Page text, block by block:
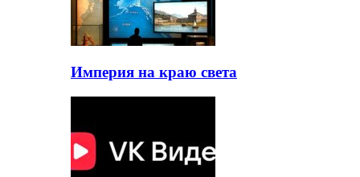
Империя на краю света